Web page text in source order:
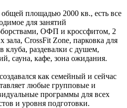
площадью 2000 кв., есть все
для занятий
ОФП и кроссфитом, 2
зала, CrossFit Zone, парковка для
клуба, раздевалки с душем,
сауна, кафе, зона ожидания.
как семейный и сейчас
любые групповые и
программы для всех
и уровня подготовки.